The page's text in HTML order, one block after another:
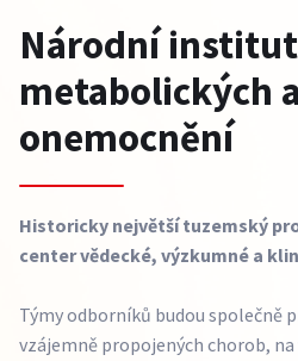
Národní
metabolických
onemocnění
Historicky největší tuzemský
center vědecké, výzkumné a
Týmy odborníků budou společně
vzájemně propojených chorob,